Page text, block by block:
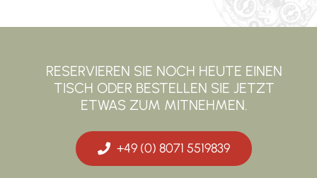
RESERVIEREN SIE NOCH HEUTE EINEN
TISCH ODER BESTELLEN SIE JETZT
ETWAS ZUM MITNEHMEN.
+49 (0) 8071 5519839